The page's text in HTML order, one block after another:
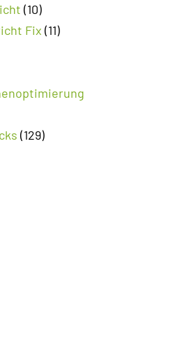
(10)
Fix (11)
(129)